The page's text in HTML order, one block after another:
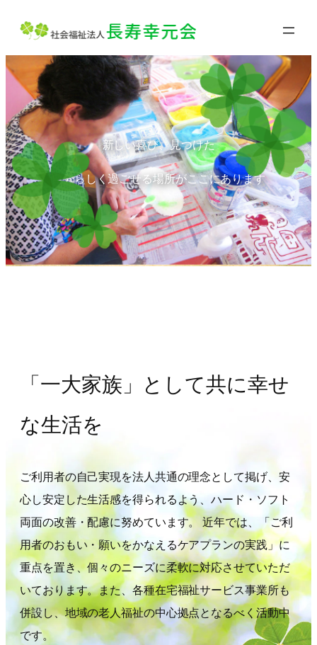
を
ス
ッ
プ
新しい喜び、見つけた
自分らしく過ごせる場所がここにあります
新しい喜び、見つけた
自分らしく過ごせる場所がここにあります
「一大家族」として共に幸せ
な生活を
ご利用者の自己実現を法人共通の理念として掲げ、安
心し安定した生活感を得られるよう、ハード・ソフト
両面の改善・配慮に努めています。 近年では、「ご利
用者のおもい・願いをかなえるケアプランの実践」に
重点を置き、個々のニーズに柔軟に対応させていただ
いております。また、各種在宅福祉サービス事業所も
併設し、地域の老人福祉の中心拠点となるべく活動中
です。